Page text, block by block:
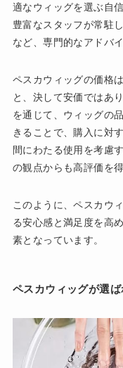
適なウィッグを選ぶ自
豊富なスタッフが常駐
など、専門的なアドバ
ペスカウィッグの価格
と、決して安価ではあ
を通じて、ウィッグの
きることで、購入に対
間にわたる使用を考慮
の観点からも高評価を
このように、ペスカウ
る安心感と満足度を高
素となっています。
ペスカウィッグが選ば